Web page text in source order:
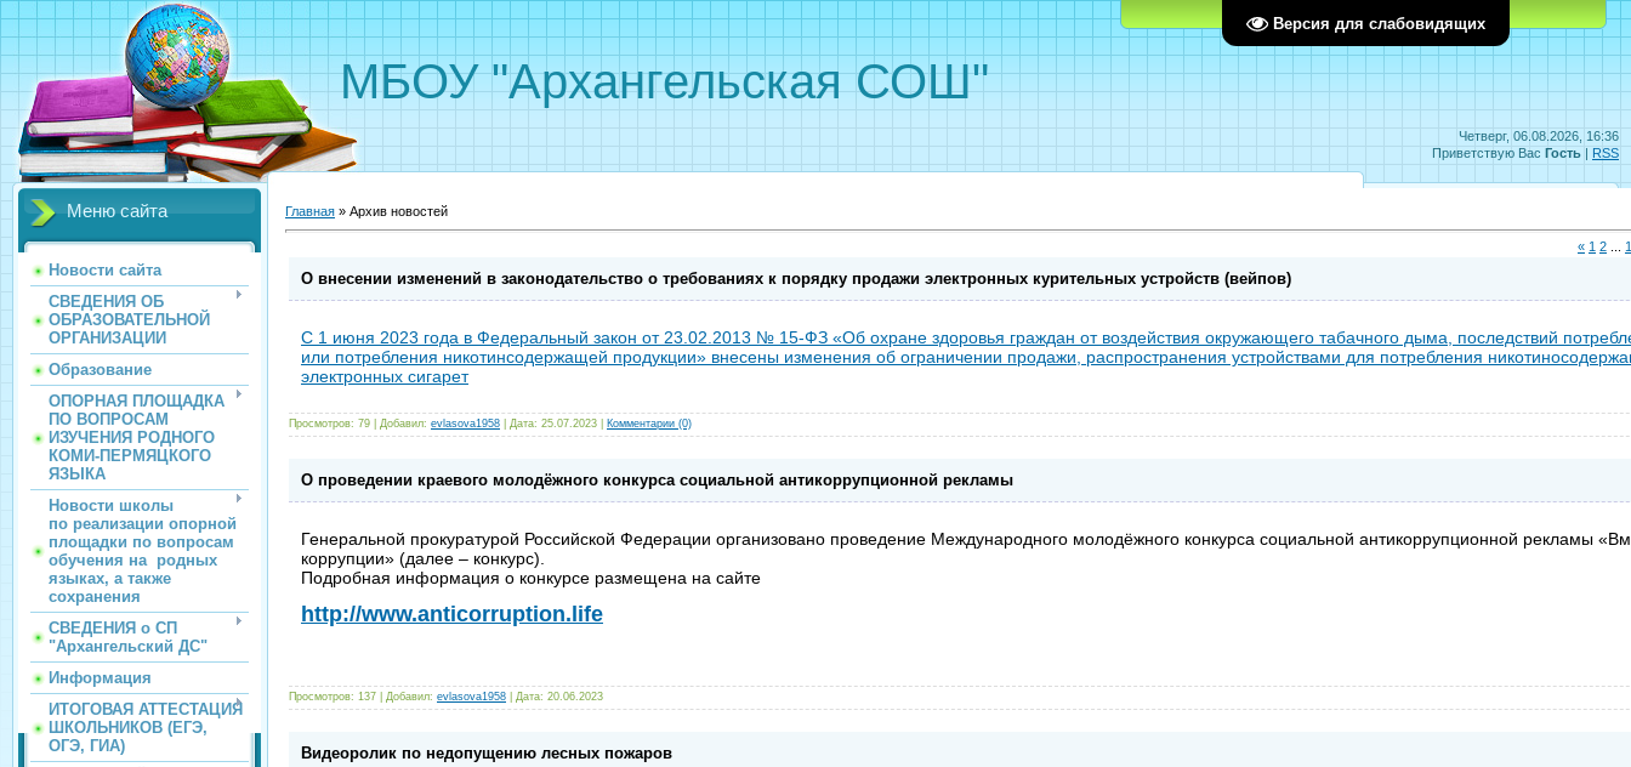
Версия для слабовидящих
Четверг, 06.08.2026, 16:36
Приветствую Вас Гость | RSS
МБОУ "Архангельская СОШ"
Меню сайта
Новости сайта
СВЕДЕНИЯ ОБ
ОБРАЗОВАТЕЛЬНОЙ
ОРГАНИЗАЦИИ
Образование
ОПОРНАЯ ПЛОЩАДКА
ПО ВОПРОСАМ
ИЗУЧЕНИЯ РОДНОГО
КОМИ-ПЕРМЯЦКОГО
ЯЗЫКА
Новости школы
по реализации опорной
площадки по вопросам
обучения на родных
языках, а также
сохранения
СВЕДЕНИЯ о СП
"Архангельский ДС"
Информация
ИТОГОВАЯ АТТЕСТАЦИЯ
ШКОЛЬНИКОВ (ЕГЭ,
ОГЭ, ГИА)
Главная » Архив новостей
« 1 2
О внесении изменений в законодательство о требованиях к порядку продажи электронных курительных устройств (вейпов)
С 1 июня 2023 года в Федеральный закон от 23.02.2013 № 15-ФЗ «Об охране здоровья граждан от воздействия окружающего табачного дыма, последствий
или потребления никотинсодержащей продукции» внесены изменения об ограничении продажи, распространения устройствами для потребления
электронных сигарет
Просмотров: 79 Добавил: evlasova1958 Дата: 25.07.2023 Комментарии (0)
О проведении краевого молодёжного конкурса социальной антикоррупционной рекламы
Генеральной прокуратурой Российской Федерации организовано проведение Международного молодёжного конкурса социальной антикоррупционной рекламы
коррупции» (далее – конкурс).
Подробная информация о конкурсе размещена на сайте
http://www.anticorruption.life
Просмотров: 137 Добавил: evlasova1958 Дата: 20.06.2023
Видеоролик по недопущению лесных пожаров